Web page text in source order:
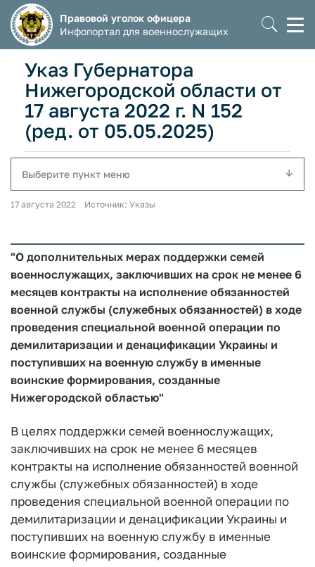
Правовой уголок офицера
Инфопортал для военнослужащих
Указ Губернатора
Нижегородской области от
17 августа 2022 г. N 152
(ред. от 05.05.2025)
Выберите пункт меню
17 августа 2022 Источник: Указы
"О дополнительных мерах поддержки семей
военнослужащих, заключивших на срок не менее 6
месяцев контракты на исполнение обязанностей
военной службы (служебных обязанностей) в ходе
проведения специальной военной операции по
демилитаризации и денацификации Украины и
поступивших на военную службу в именные
воинские формирования, созданные
Нижегородской областью"
В целях поддержки семей военнослужащих,
заключивших на срок не менее 6 месяцев
контракты на исполнение обязанностей военной
службы (служебных обязанностей) в ходе
проведения специальной военной операции по
демилитаризации и денацификации Украины и
поступивших на военную службу в именные
воинские формирования, созданные